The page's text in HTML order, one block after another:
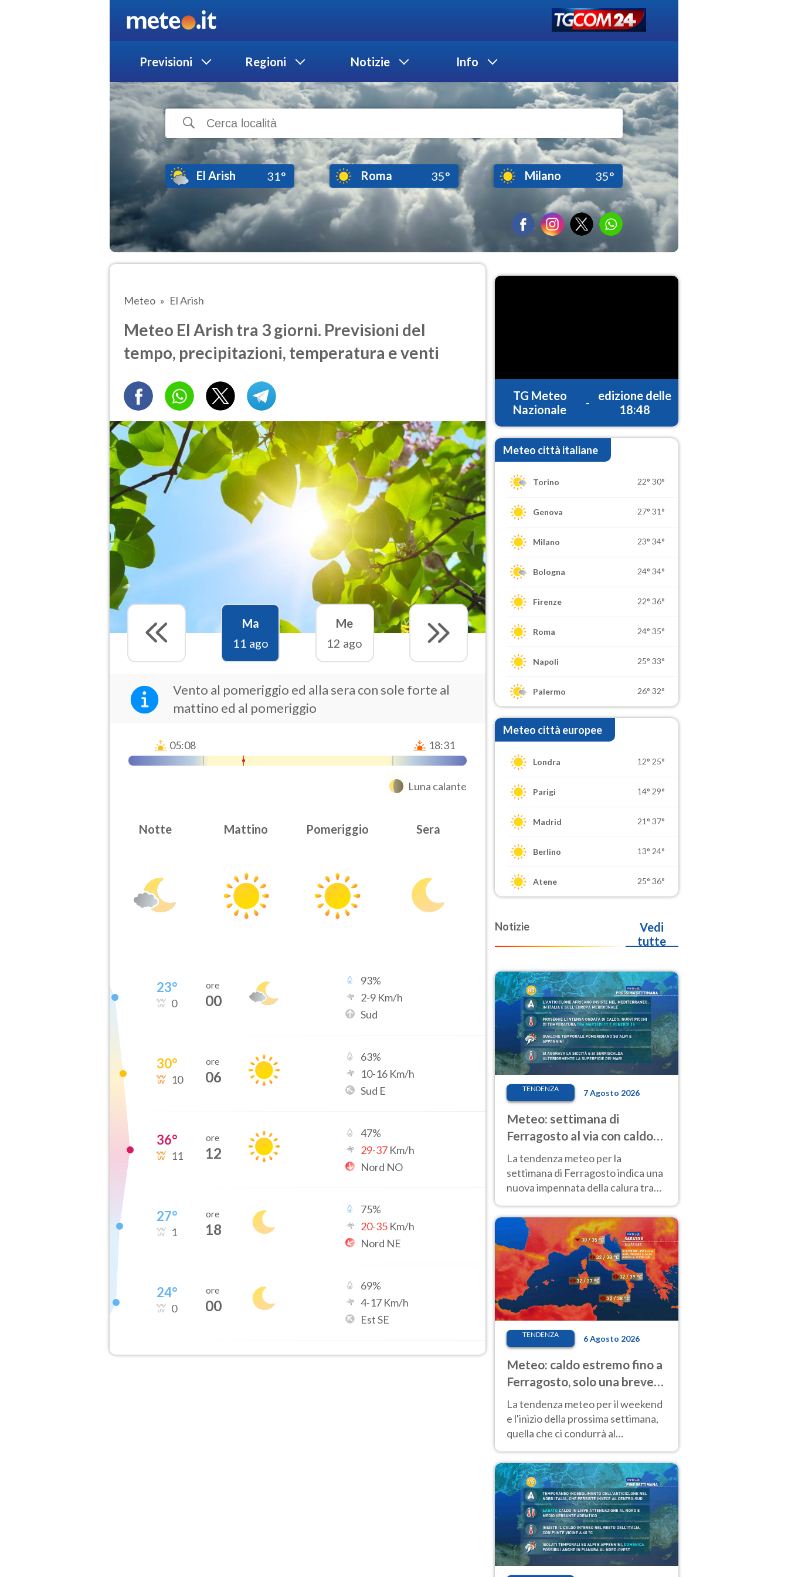
Previsioni Regioni Notizie Info
El Arish 31° Roma 35° Milano 35°
Meteo El Arish
Meteo El Arish tra 3 giorni. Previsioni del
tempo, precipitazioni, temperatura e venti
Ma
11 ago
Me
12 ago
Vento al pomeriggio ed alla sera con sole forte al
mattino ed al pomeriggio
05:08 18:31
Luna calante
Notte Mattino Pomeriggio Sera
23°
0
ore
00
93%
2-9 Km/h
Sud
30°
10
ore
06
63%
10-16 Km/h
Sud E
36°
11
ore
12
47%
29-37 Km/h
Nord NO
27°
1
ore
18
75%
20-35 Km/h
Nord NE
24°
0
ore
00
69%
4-17 Km/h
Est SE
TG Meteo
Nazionale
-
edizione delle
18:48
Meteo città italiane
Torino 22° 30°
Genova 27° 31°
Milano 23° 34°
Bologna 24° 34°
Firenze 22° 36°
Roma 24° 35°
Napoli 25° 33°
Palermo 26° 32°
Meteo città europee
Londra 12° 25°
Parigi 14° 29°
Madrid 21° 37°
Berlino 13° 24°
Atene 25° 36°
Notizie
Vedi
tutte
TENDENZA 7 Agosto 2026
Meteo: settimana di
Ferragosto al via con caldo
intenso e qualche temporale
La tendenza meteo per la
settimana di Ferragosto indica una
nuova impennata della calura tra
anche al Nord.
TENDENZA 6 Agosto 2026
Meteo: caldo estremo fino a
Ferragosto, solo una breve
pausa. Ecco dove
La tendenza meteo per il weekend
e l'inizio della prossima settimana,
quella che ci condurrà al
temperature molto elevate